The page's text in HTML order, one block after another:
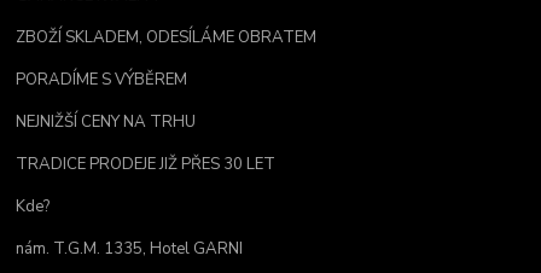
ZBOŽÍ SKLADEM, ODESÍLÁME OBRATEM
PORADÍME S VÝBĚREM
NEJNIŽŠÍ CENY NA TRHU
TRADICE PRODEJE JIŽ PŘES 30 LET
Kde?
nám. T.G.M. 1335, Hotel GARNI